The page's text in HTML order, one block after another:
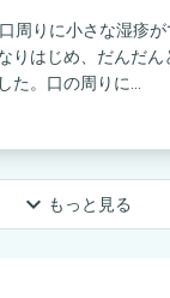
周りに小さな湿疹
りはじめ、だんだん
た。口の周りに...
keyboard_arrow_down もっと見る